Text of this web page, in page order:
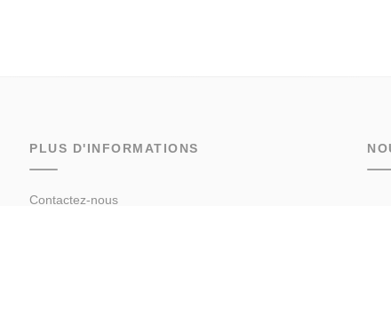
PLUS D'INFORMATIONS
Contactez-nous